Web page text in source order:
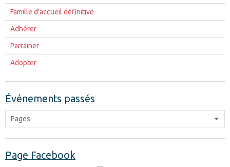
Famille d'accueil définitive
Adhérer
Parrainer
Adopter
Événements passés
Page Facebook